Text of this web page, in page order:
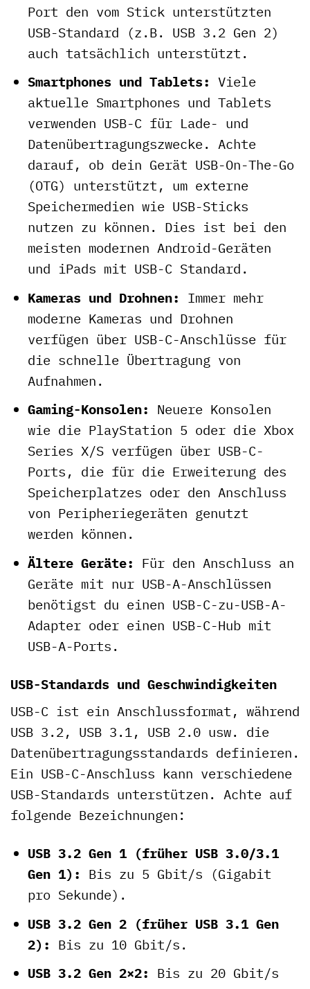
Port den vom Stick unterstützten
USB-Standard (z.B. USB 3.2 Gen 2)
auch tatsächlich unterstützt.
Smartphones und Tablets: Viele
aktuelle Smartphones und Tablets
verwenden USB-C für Lade- und
Datenübertragungszwecke. Achte
darauf, ob dein Gerät USB-On-The-Go
(OTG) unterstützt, um externe
Speichermedien wie USB-Sticks
nutzen zu können. Dies ist bei den
meisten modernen Android-Geräten
und iPads mit USB-C Standard.
Kameras und Drohnen: Immer mehr
moderne Kameras und Drohnen
verfügen über USB-C-Anschlüsse für
die schnelle Übertragung von
Aufnahmen.
Gaming-Konsolen: Neuere Konsolen
wie die PlayStation 5 oder die Xbox
Series X/S verfügen über USB-C-
Ports, die für die Erweiterung des
Speicherplatzes oder den Anschluss
von Peripheriegeräten genutzt
werden können.
Ältere Geräte: Für den Anschluss an
Geräte mit nur USB-A-Anschlüssen
benötigst du einen USB-C-zu-USB-A-
Adapter oder einen USB-C-Hub mit
USB-A-Ports.
USB-Standards und Geschwindigkeiten
USB-C ist ein Anschlussformat, während
USB 3.2, USB 3.1, USB 2.0 usw. die
Datenübertragungsstandards definieren.
Ein USB-C-Anschluss kann verschiedene
USB-Standards unterstützen. Achte auf
folgende Bezeichnungen:
USB 3.2 Gen 1 (früher USB 3.0/3.1
Gen 1): Bis zu 5 Gbit/s (Gigabit
pro Sekunde).
USB 3.2 Gen 2 (früher USB 3.1 Gen
2): Bis zu 10 Gbit/s.
USB 3.2 Gen 2×2: Bis zu 20 Gbit/s